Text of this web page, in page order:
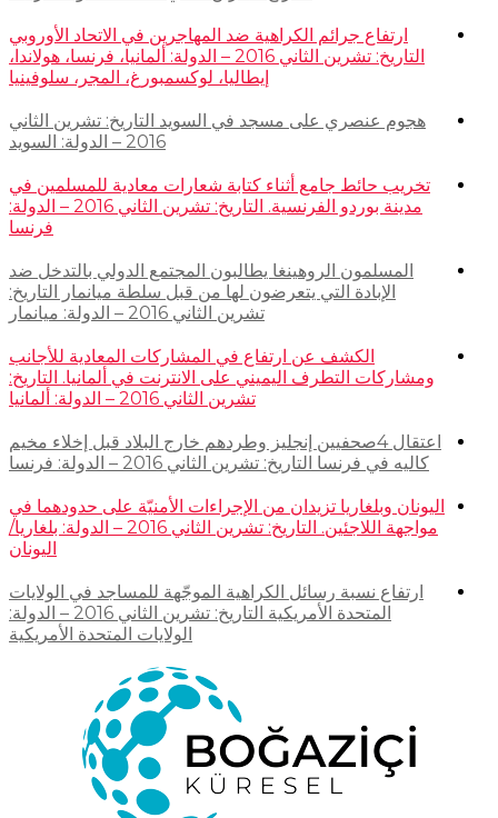
ارتفاع جرائم الكراهية ضد المهاجرين في الاتحاد الأوروبي
التاريخ: تشرين الثاني 2016 – الدولة: ألمانيا، فرنسا، هولاندا،
إيطاليا، لوكسمبورغ، المجر، سلوفينيا
هجوم عنصري على مسجد في السويد التاريخ: تشرين الثاني
2016 – الدولة: السويد
تخريب حائط جامع أثناء كتابة شعارات معادية للمسلمين في
مدينة بوردو الفرنسية. التاريخ: تشرين الثاني 2016 – الدولة:
فرنسا
المسلمون الروهينغا يطالبون المجتمع الدولي بالتدخل ضد
الإبادة التي يتعرضون لها من قبل سلطة ميانمار التاريخ:
تشرين الثاني 2016 – الدولة: ميانمار
الكشف عن ارتفاع في المشاركات المعادية للأجانب
ومشاركات التطرف اليميني على الانترنت في ألمانيا. التاريخ:
تشرين الثاني 2016 – الدولة: ألمانيا
اعتقال 4صحفيين إنجليز وطردهم خارج البلاد قبل إخلاء مخيم
كاليه في فرنسا التاريخ: تشرين الثاني 2016 – الدولة: فرنسا
اليونان وبلغاريا تزيدان من الإجراءات الأمنيّة على حدودهما في
مواجهة اللاجئين. التاريخ: تشرين الثاني 2016 – الدولة: بلغاريا/
اليونان
ارتفاع نسبة رسائل الكراهية الموجّهة للمساجد في الولايات
المتحدة الأمريكية التاريخ: تشرين الثاني 2016 – الدولة:
الولايات المتحدة الأمريكية